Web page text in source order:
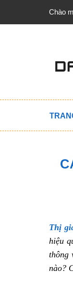
Chào
Thị
hiệu
thông
nào?